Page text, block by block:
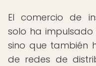
El comercio de
solo ha impulsado
sino que también
de redes de